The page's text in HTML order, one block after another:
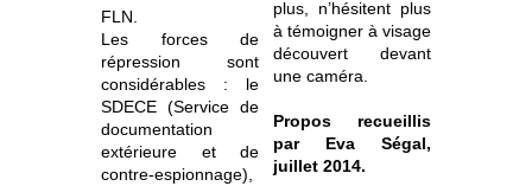
FLN.
Les forces de
répression sont
considérables : le
SDECE (Service de
documentation
extérieure et de
contre-espionnage),
plus, n’hésitent plus
à témoigner à visage
découvert devant
une caméra.
Propos recueillis
par Eva Ségal,
juillet 2014.